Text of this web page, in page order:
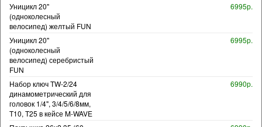
Уницикл 20"
(одноколесный
велосипед) желтый FUN
6995р.
Уницикл 20"
(одноколесный
велосипед) серебристый
FUN
6995р.
Набор ключ TW-2/24
динамометрический для
головок 1/4", 3/4/5/6/8мм,
T10, T25 в кейсе M-WAVE
6990р.